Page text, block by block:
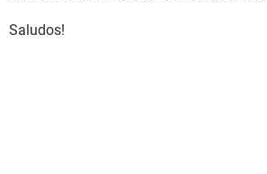
Saludos!